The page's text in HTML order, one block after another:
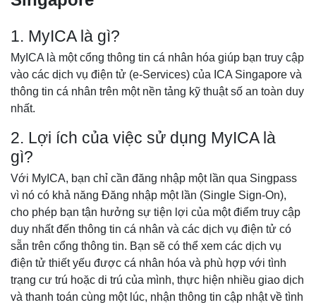
1. MyICA là gì?
MyICA là một cổng thông tin cá nhân hóa giúp bạn truy cập
vào các dịch vụ điện tử (e-Services) của ICA Singapore và
thông tin cá nhân trên một nền tảng kỹ thuật số an toàn duy
nhất.
2. Lợi ích của việc sử dụng MyICA là
gì?
Với MyICA, bạn chỉ cần đăng nhập một lần qua Singpass
vì nó có khả năng Đăng nhập một lần (Single Sign-On),
cho phép bạn tận hưởng sự tiện lợi của một điểm truy cập
duy nhất đến thông tin cá nhân và các dịch vụ điện tử có
sẵn trên cổng thông tin. Bạn sẽ có thể xem các dịch vụ
điện tử thiết yếu được cá nhân hóa và phù hợp với tình
trạng cư trú hoặc di trú của mình, thực hiện nhiều giao dịch
và thanh toán cùng một lúc, nhận thông tin cập nhật về tình